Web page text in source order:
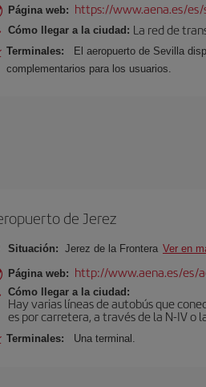
Página web: https://www.aena.es/
Cómo llegar a la ciudad: La red de
Terminales:
El aeropuerto de Sevilla
complementarios para los usuarios.
de Jerez
Situación: Jerez de la Frontera Ver en
Página web: http://www.aena.es/es/
Cómo llegar a la ciudad:
Hay varias líneas de autobús que
es por carretera, a través de la N-IV o
Terminales: Una terminal.